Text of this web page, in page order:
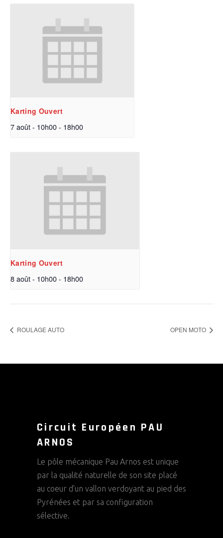
Karting Ouvert
7 août - 10h00- 18h00
Karting Ouvert
8 août - 10h00- 18h00
ROULAGE AUTO OPEN MOTO
Circuit Européen PAU
ARNOS
Le pôle mécanique Pau Arnos est unique
par la qualité naturelle de son site placé
au coeur d’un vallon verdoyant au pied des
Pyrénées et par sa configuration
sélective.